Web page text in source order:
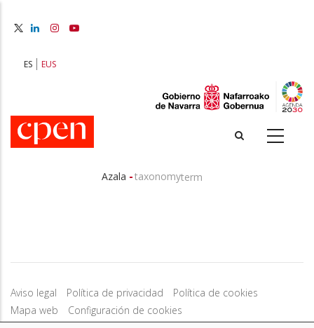
content
ES EUS
Azala -taxonomyterm
Aviso legal Política de privacidad
Política de cookies
Mapa web
Configuración de cookies